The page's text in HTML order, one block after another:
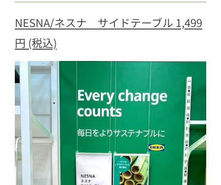
NESNA/ネスナ サイドテーブル 1,499
円 (税込)